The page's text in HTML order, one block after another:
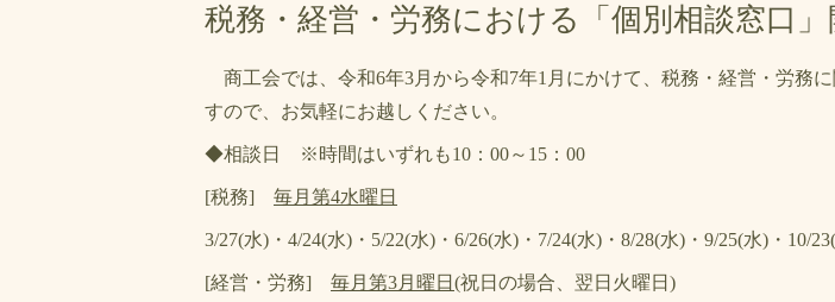
税務・経営・労務における「個別相談窓口
商工会では、令和6年3月から令和7年1月にかけて、税務・経営・労務
すので、お気軽にお越しください。
◆相談日 ※時間はいずれも10：00～15：00
[税務] 毎月第4水曜日
3/27(水)・4/24(水)・5/22(水)・6/26(水)・7/24(水)・8/28(水)・9/25(水)・10/
[経営・労務] 毎月第3月曜日 (祝日の場合、翌日火曜日)